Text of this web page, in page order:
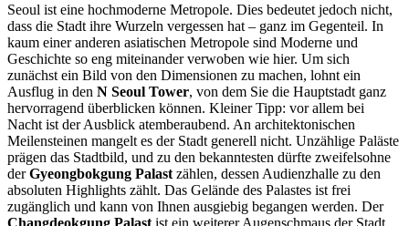
Seoul ist eine hochmoderne Metropole. Dies bedeutet jedoch nicht,
dass die Stadt ihre Wurzeln vergessen hat – ganz im Gegenteil. In
kaum einer anderen asiatischen Metropole sind Moderne und
Geschichte so eng miteinander verwoben wie hier. Um sich
zunächst ein Bild von den Dimensionen zu machen, lohnt ein
Ausflug in den N Seoul Tower, von dem Sie die Hauptstadt ganz
hervorragend überblicken können. Kleiner Tipp: vor allem bei
Nacht ist der Ausblick atemberaubend. An architektonischen
Meilensteinen mangelt es der Stadt generell nicht. Unzählige Paläste
prägen das Stadtbild, und zu den bekanntesten dürfte zweifelsohne
derGyeongbokgung Palast zählen, dessen Audienzhalle zu den
absoluten Highlights zählt. Das Gelände des Palastes ist frei
zugänglich und kann von Ihnen ausgiebig begangen werden. Der
Changdeokgung Palast ist ein weiterer Augenschmaus der Stadt.